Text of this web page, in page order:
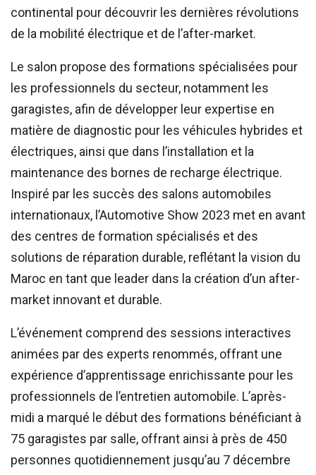
continental pour découvrir les dernières révolutions
de la mobilité électrique et de l’after-market.
Le salon propose des formations spécialisées pour
les professionnels du secteur, notamment les
garagistes, afin de développer leur expertise en
matière de diagnostic pour les véhicules hybrides et
électriques, ainsi que dans l’installation et la
maintenance des bornes de recharge électrique.
Inspiré par les succès des salons automobiles
internationaux, l’Automotive Show 2023 met en avant
des centres de formation spécialisés et des
solutions de réparation durable, reflétant la vision du
Maroc en tant que leader dans la création d’un after-
market innovant et durable.
L’événement comprend des sessions interactives
animées par des experts renommés, offrant une
expérience d’apprentissage enrichissante pour les
professionnels de l’entretien automobile. L’après-
midi a marqué le début des formations bénéficiant à
75 garagistes par salle, offrant ainsi à près de 450
personnes quotidiennement jusqu’au 7 décembre